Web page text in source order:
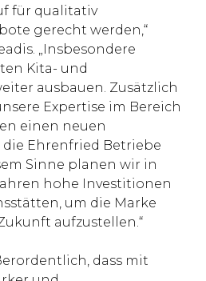
für qualitativ
gerecht werden,“
„Insbesondere
Kita- und
ausbauen. Zusätzlich
Expertise im Bereich
einen neuen
die Ehrenfried Betriebe
Sinne planen wir in
hohe Investitionen
um die Marke
aufzustellen.“
dass mit